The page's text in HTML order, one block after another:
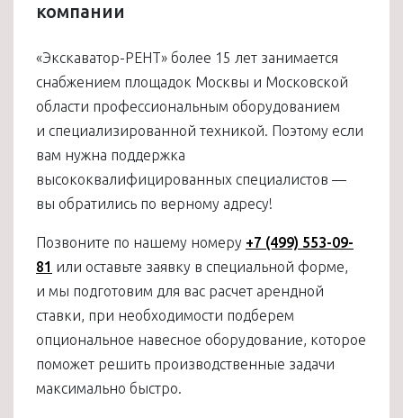
компании
«Экскаватор-РЕНТ» более 15 лет занимается
снабжением площадок Москвы и Московской
области профессиональным оборудованием
и специализированной техникой. Поэтому если
вам нужна поддержка
высококвалифицированных специалистов —
вы обратились по верному адресу!
Позвоните по нашему номеру +7 (499) 553-09-
81 или оставьте заявку в специальной форме,
и мы подготовим для вас расчет арендной
ставки, при необходимости подберем
опциональное навесное оборудование, которое
поможет решить производственные задачи
максимально быстро.